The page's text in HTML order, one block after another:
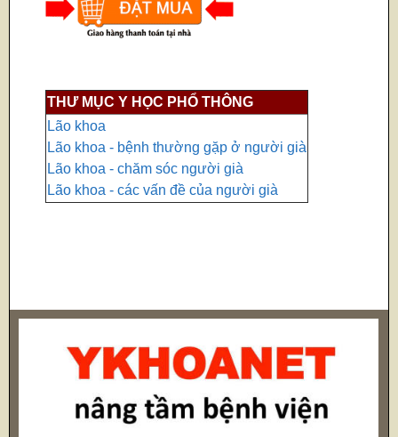
THƯ MỤC Y HỌC PHỔ THÔNG
Lão khoa
Lão khoa - bệnh thường gặp ở người già
Lão khoa - chăm sóc người già
Lão khoa - các vấn đề của người già